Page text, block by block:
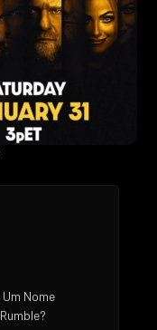
Um Nome